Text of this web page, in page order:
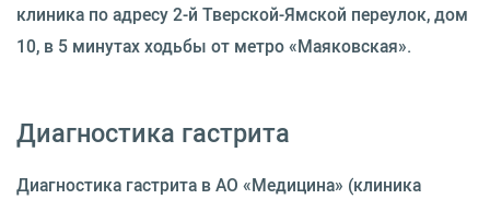
клиника по адресу 2-й Тверской-Ямской переулок, дом
10, в 5 минутах ходьбы от метро «Маяковская».
Диагностика гастрита
Диагностика гастрита в АО «Медицина» (клиника